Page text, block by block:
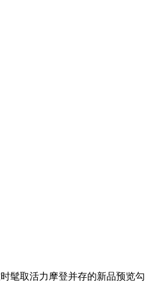
髦取活力摩登并存的新品预览勾